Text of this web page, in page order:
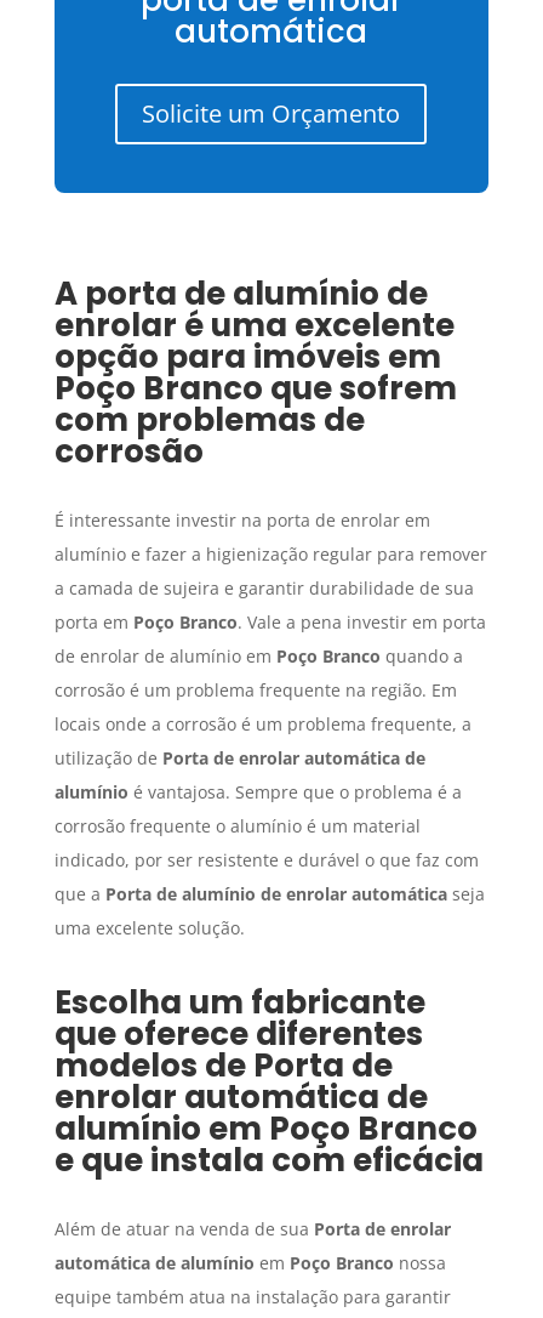
automática
Solicite um Orçamento
A porta de alumínio de
enrolar é uma excelente
opção para imóveis em
Poço Branco que sofrem
com problemas de
corrosão
É interessante investir na porta de enrolar em
alumínio e fazer a higienização regular para remover
a camada de sujeira e garantir durabilidade de sua
porta em Poço Branco. Vale a pena investir em porta
de enrolar de alumínio em Poço Branco quando a
corrosão é um problema frequente na região. Em
locais onde a corrosão é um problema frequente, a
utilização de Porta de enrolar automática de
alumínio é vantajosa. Sempre que o problema é a
corrosão frequente o alumínio é um material
indicado, por ser resistente e durável o que faz com
que a Porta de alumínio de enrolar automáticaseja
uma excelente solução.
Escolha um fabricante
que oferece diferentes
modelos de Porta de
enrolar automática de
alumínio em Poço Branco
e que instala com eficácia
Além de atuar na venda de sua Porta de enrolar
automática de alumínio em Poço Branco nossa
equipe também atua na instalação para garantir